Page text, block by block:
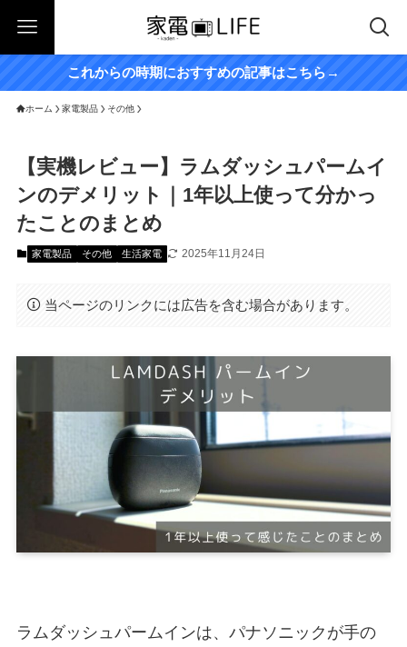
これからの時期におすすめの記事はこちら→
ホーム 家電製品 その他
【実機レビュー】ラムダッシュパームイ
ンのデメリット｜1年以上使って分かっ
たことのまとめ
家電製品 その他 生活家電 2025年11月24日
当ページのリンクには広告を含む場合があります。
ラムダッシュパームインは、パナソニックが手の